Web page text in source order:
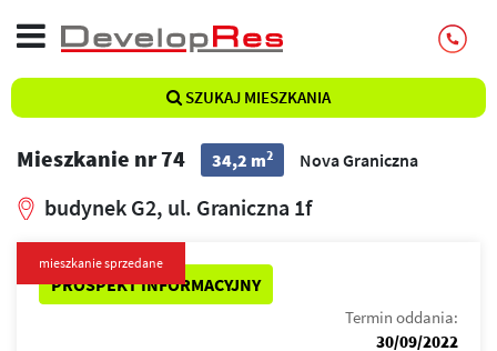
SZUKAJ MIESZKANIA
Mieszkanie nr 74 34,2 m2 Nova Graniczna
budynek G2, ul. Graniczna 1f
PROSPEKT INFORMACYJNY
mieszkanie sprzedane
Termin oddania:
30/09/2022